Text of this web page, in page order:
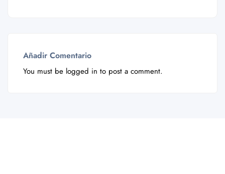
Añadir Comentario
You must be logged in to post a comment.